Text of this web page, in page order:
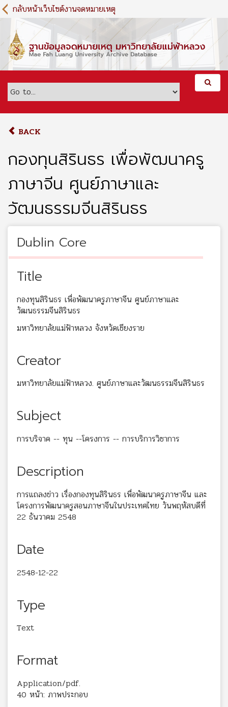
S
k
m
c
กลับหน้าเว็บไซต์งานจดหมายเหตุ
BACK
กองทุนสิรินธร เพื่อพัฒนาครู
ภาษาจีน ศูนย์ภาษาและ
วัฒนธรรมจีนสิรินธร
Dublin Core
Title
กองทุนสิรินธร เพื่อพัฒนาครูภาษาจีน ศูนย์ภาษาและ
วัฒนธรรมจีนสิรินธร
มหาวิทยาลัยแม่ฟ้าหลวง จังหวัดเชียงราย
Creator
มหาวิทยาลัยแม่ฟ้าหลวง. ศูนย์ภาษาและวัฒนธรรมจีนสิรินธร
Subject
การบริจาค -- ทุน --โครงการ -- การบริการวิชาการ
Description
การแถลงข่าว เรื่องกองทุนสิรินธร เพื่อพัฒนาครูภาษาจีน และ
โครงการพัฒนาครูสอนภาษาจีนในประเทศไทย วันพฤหัสบดีที่
22 ธันวาคม 2548
Date
2548-12-22
Type
Text
Format
Application/pdf.
40 หน้า: ภาพประกอบ